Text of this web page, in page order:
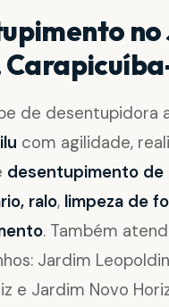
de desentupidora
com agilidade,
desentupimento de
ralo, limpeza de
. Também
Jardim
e Jardim Novo